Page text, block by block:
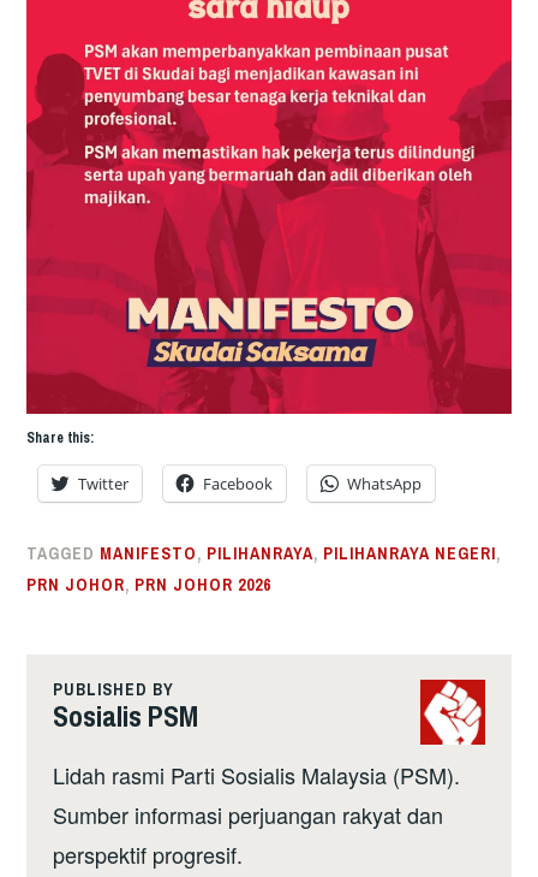
Share this:
Twitter Facebook WhatsApp
TAGGED MANIFESTO, PILIHANRAYA, PILIHANRAYA NEGERI,
PRN JOHOR, PRN JOHOR 2026
PUBLISHED BY
Sosialis PSM
Lidah rasmi Parti Sosialis Malaysia (PSM).
Sumber informasi perjuangan rakyat dan
perspektif progresif.